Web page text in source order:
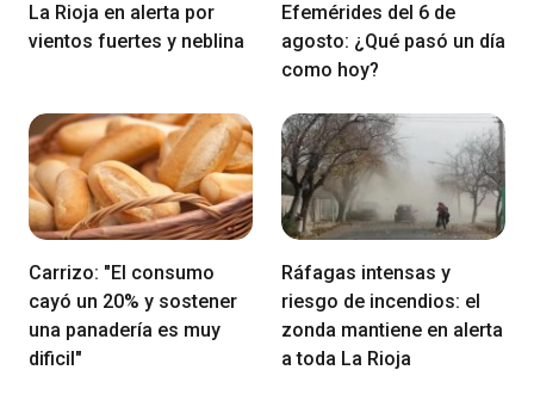
La Rioja en alerta por
vientos fuertes y neblina
Efemérides del 6 de
agosto: ¿Qué pasó un día
como hoy?
Carrizo: "El consumo
cayó un 20% y sostener
una panadería es muy
dificil"
Ráfagas intensas y
riesgo de incendios: el
zonda mantiene en alerta
a toda La Rioja